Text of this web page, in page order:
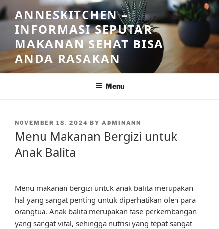
Skip
to
content
ANNESKITCHEN –
INFORMASI SEPUTAR
MAKANAN SEHAT BISA
ANDA RASAKAN
Menu
POSTED
NOVEMBER 18, 2024 BY ADMINANN
Menu Makanan Bergizi untuk
Anak Balita
Menu makanan bergizi untuk anak balita merupakan
hal yang sangat penting untuk diperhatikan oleh para
orangtua. Anak balita merupakan fase perkembangan
yang sangat vital, sehingga nutrisi yang tepat sangat